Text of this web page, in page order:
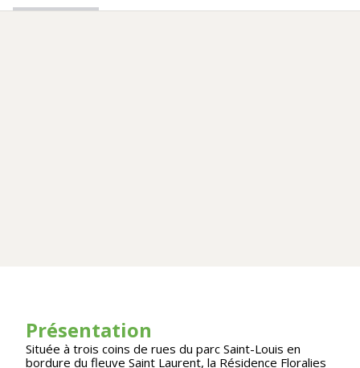
Présentation
Située à trois coins de rues du parc Saint-Louis en
bordure du fleuve Saint Laurent, la Résidence Floralies